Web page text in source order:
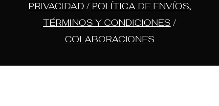
PRIVACIDAD / POLÍTICA DE ENVÍOS,
TÉRMINOS Y CONDICIONES /
COLABORACIONES